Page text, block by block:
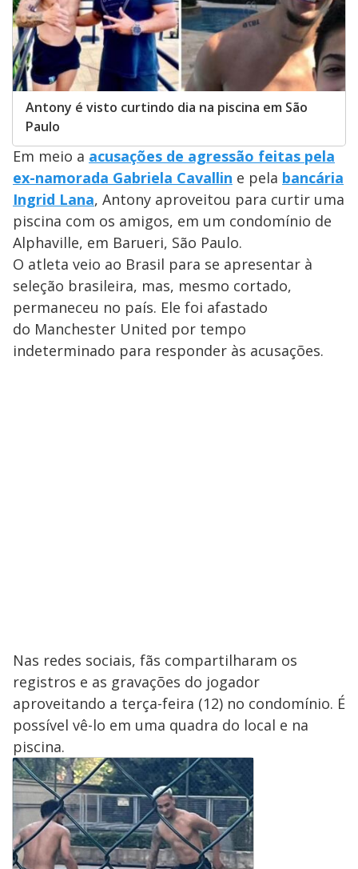
Antony é visto curtindo dia na piscina em São
Paulo
Em meio a acusações de agressão feitas pela
ex-namorada Gabriela Cavallin e pela bancária
Ingrid Lana, Antony aproveitou para curtir uma
piscina com os amigos, em um condomínio de
Alphaville, em Barueri, São Paulo.
O atleta veio ao Brasil para se apresentar à
seleção brasileira, mas, mesmo cortado,
permaneceu no país. Ele foi afastado
do Manchester United por tempo
indeterminado para responder às acusações.
Nas redes sociais, fãs compartilharam os
registros e as gravações do jogador
aproveitando a terça-feira (12) no condomínio. É
possível vê-lo em uma quadra do local e na
piscina.